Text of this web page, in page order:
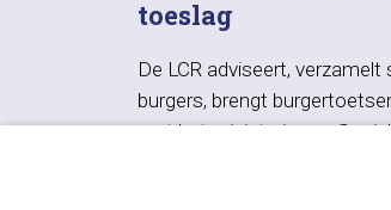
toeslag
De LCR adviseert, verzamelt
burgers, brengt
met het ministerie van